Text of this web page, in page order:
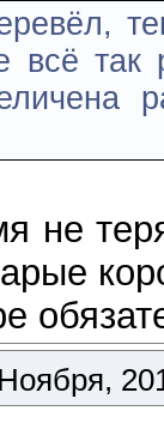
всё так
не